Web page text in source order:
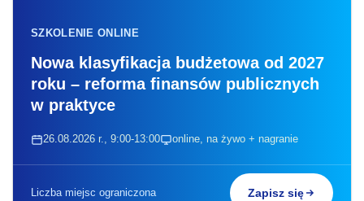
SZKOLENIE ONLINE
Nowa klasyfikacja budżetowa od 2027
roku – reforma finansów publicznych
w praktyce
26.08.2026 r., 9:00-13:00 online, na żywo + nagranie
Liczba miejsc ograniczona Zapisz się